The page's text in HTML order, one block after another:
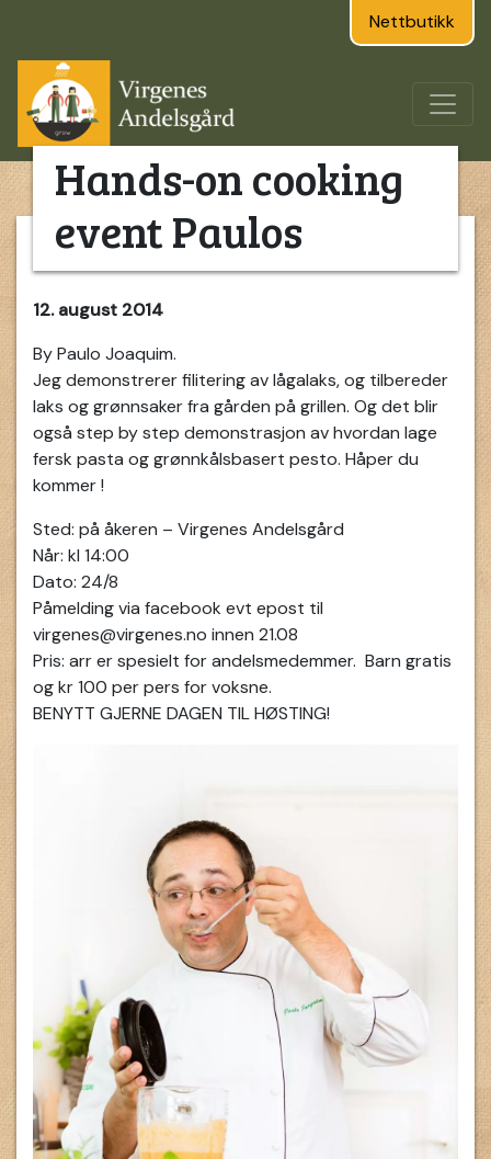
Nettbutikk
Hands-on cooking
event Paulos
12. august 2014
By Paulo Joaquim.
Jeg demonstrerer filitering av lågalaks, og tilbereder
laks og grønnsaker fra gården på grillen. Og det blir
også step by step demonstrasjon av hvordan lage
fersk pasta og grønnkålsbasert pesto. Håper du
kommer !
Sted: på åkeren – Virgenes Andelsgård
Når: kl 14:00
Dato: 24/8
Påmelding via facebook evt epost til
virgenes@virgenes.no innen 21.08
Pris: arr er spesielt for andelsmedemmer. Barn gratis
og kr 100 per pers for voksne.
BENYTT GJERNE DAGEN TIL HØSTING!